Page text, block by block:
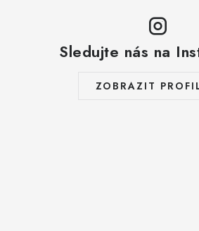
Sledujte nás na
ZOBRAZIT